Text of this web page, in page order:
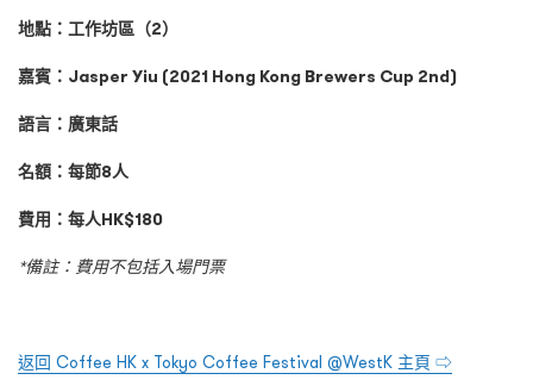
地點：工作坊區（2）
嘉賓： Jasper Yiu (2021 Hong Kong Brewers Cup 2nd)
語言： 廣東話
名額：每節8人
費用：每人HK$180
*備註：費用不包括入場門票
返回 Coffee HK x Tokyo Coffee Festival @WestK 主頁 ⇨